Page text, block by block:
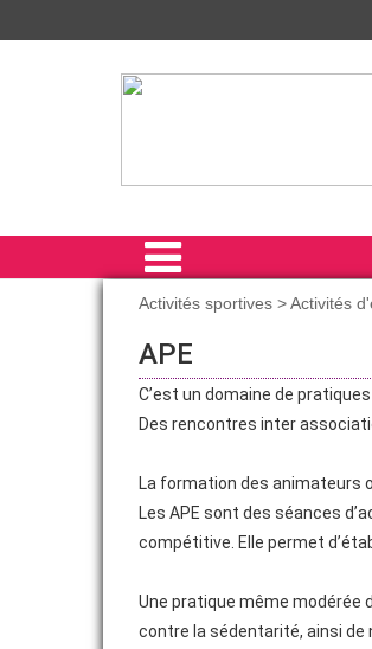
VIE ASSOCIATIVE
ACTIVITÉS SPORTIVES
THÉMATIQUES
ACTUALITÉS
Activités sportives > Activités
APE
C’est un domaine de
Des rencontres inter
La formation des animateurs
Les APE sont des séances
compétitive. Elle permet
Une pratique même modérée
contre la sédentarité, ainsi de